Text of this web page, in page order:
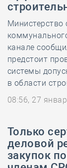
Министерство
канале
предстоит
системы
в области
08:56, 27
Только
деловой
закупок